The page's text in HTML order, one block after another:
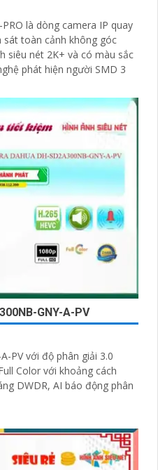
là dòng camera IP quay
sát toàn cảnh không góc
phát hiện người SMD 3
GNY-A-PV
PV với độ phân giải 3.0
Color với khoảng cách
DWDR, AI báo động phân